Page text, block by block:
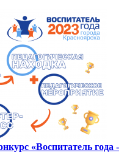
«Воспитатель года -